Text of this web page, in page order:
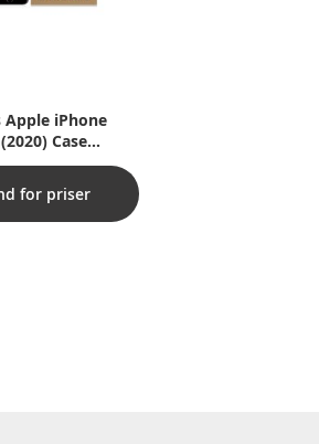
Apple iPhone
Case
for priser